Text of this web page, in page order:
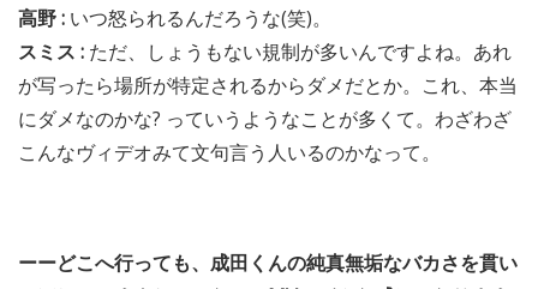
高野 : いつ怒られるんだろうな(笑)。
スミス : ただ、しょうもない規制が多いんですよね。あれ
が写ったら場所が特定されるからダメだとか。これ、本当
にダメなのかな? っていうようなことが多くて。わざわざ
こんなヴィデオみて文句言う人いるのかなって。
ーーどこへ行っても、成田くんの純真無垢なバカさを貫い